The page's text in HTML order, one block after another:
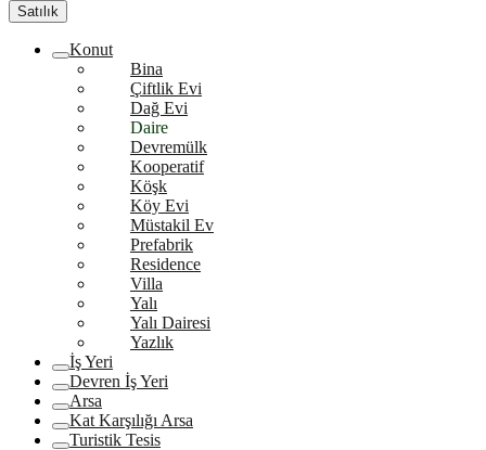
Satılık
Konut
Bina
Çiftlik Evi
Dağ Evi
Daire
Devremülk
Kooperatif
Köşk
Köy Evi
Müstakil Ev
Prefabrik
Residence
Villa
Yalı
Yalı Dairesi
Yazlık
İş Yeri
Devren İş Yeri
Arsa
Kat Karşılığı Arsa
Turistik Tesis